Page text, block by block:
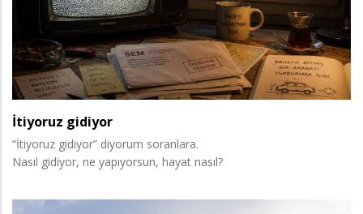
İtiyoruz gidiyor
“İtiyoruz gidiyor” diyorum soranlara.
Nasıl gidiyor, ne yapıyorsun, hayat nasıl?